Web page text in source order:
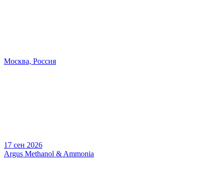
Москва, Россия
17 сен 2026
Argus Methanol & Ammonia